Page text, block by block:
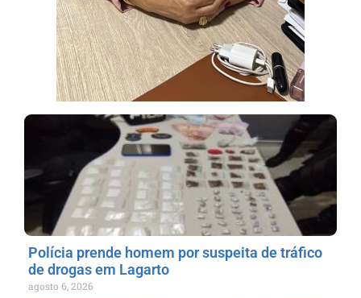
Polícia prende homem por suspeita de tráfico
de drogas em Lagarto
agosto 6, 2026